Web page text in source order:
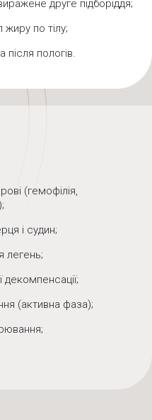
друге підборіддя;
жиру по тілу;
пологів.
(гемофілія,
і судин;
легень;
декомпенсації;
(активна фаза);